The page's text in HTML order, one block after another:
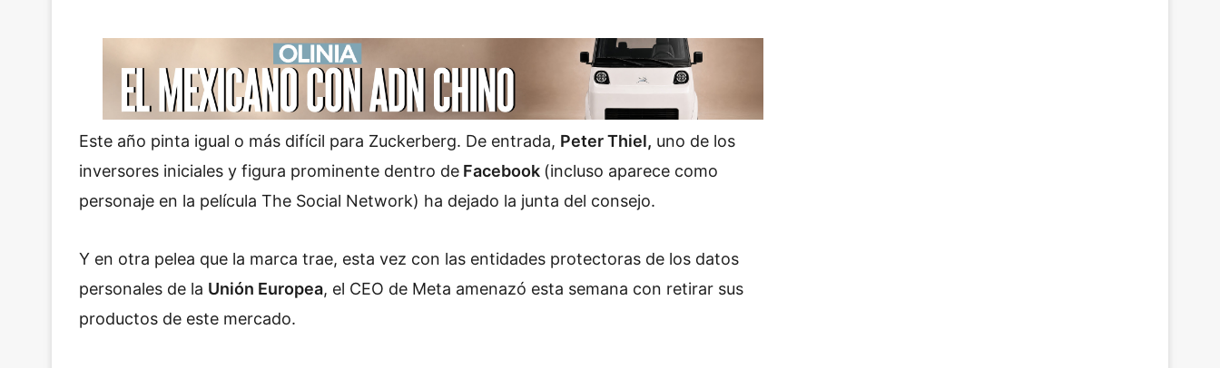
Este año pinta igual o más difícil para Zuckerberg. De entrada, Peter Thiel, uno de los
inversores iniciales y figura prominente dentro de Facebook (incluso aparece como
personaje en la película The Social Network) ha dejado la junta del consejo.
Y en otra pelea que la marca trae, esta vez con las entidades protectoras de los datos
personales de la Unión Europea, el CEO de Meta amenazó esta semana con retirar sus
productos de este mercado.